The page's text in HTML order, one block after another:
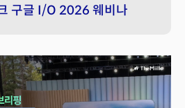
구글 I/O 2026 웨비나